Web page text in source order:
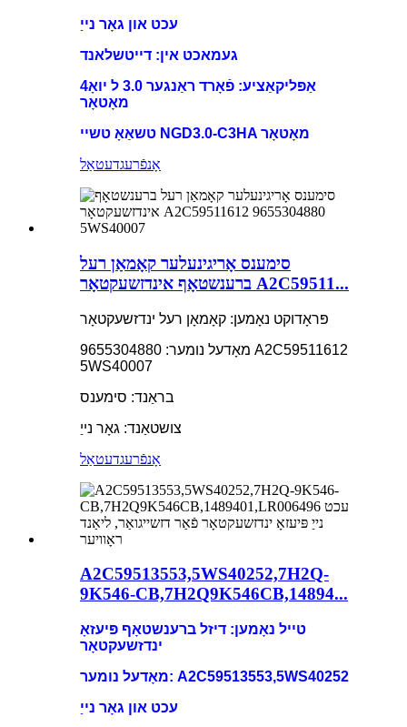
עכט און גאָר נייַ
געמאכט אין: דייטשלאנד
אַפּליקאַציע: פֿאָרד ראַנגער 3.0 ל יואָ4
מאָטאָר
טשאַאָ טשיי NGD3.0-C3HA מאָטאָר
אָנפֿרעגדעטאַל
סימענס אָריגינעלער קאָמאַן רעל
ברענשטאָף אינדזשעקטאָר A2C59511...
פּראָדוקט נאָמען: קאָמאָן רעל ינדזשעקטאָר
מאָדעל נומער: 9655304880 A2C59511612
5WS40007
בראַנד: סימענס
צושטאַנד: גאָר נייַ
אָנפֿרעגדעטאַל
A2C59513553,5WS40252,7H2Q-
9K546-CB,7H2Q9K546CB,14894...
טייל נאָמען: דיזל ברענשטאָף פּיעזאָ
ינדזשעקטאָר
מאָדעל נומער: A2C59513553,5WS40252
עכט און גאָר נייַ